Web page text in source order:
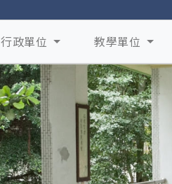
行政單位 教學單位